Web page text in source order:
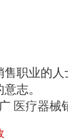
售职业的
志。
医疗器械